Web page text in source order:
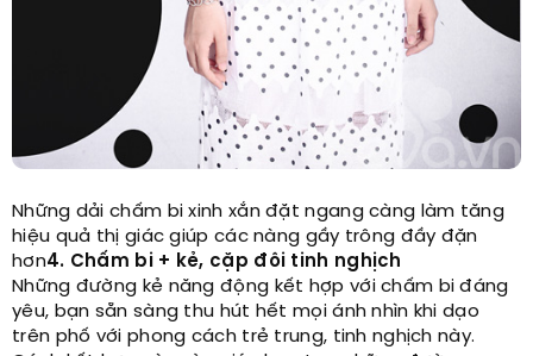
Những dải chấm bi xinh xắn đặt ngang càng làm tăng
hiệu quả thị giác giúp các nàng gầy trông đầy đặn
hơn4. Chấm bi + kẻ, cặp đôi tinh nghịch
Những đường kẻ năng động kết hợp với chấm bi đáng
yêu, bạn sẵn sàng thu hút hết mọi ánh nhìn khi dạo
trên phố với phong cách trẻ trung, tinh nghịch này.